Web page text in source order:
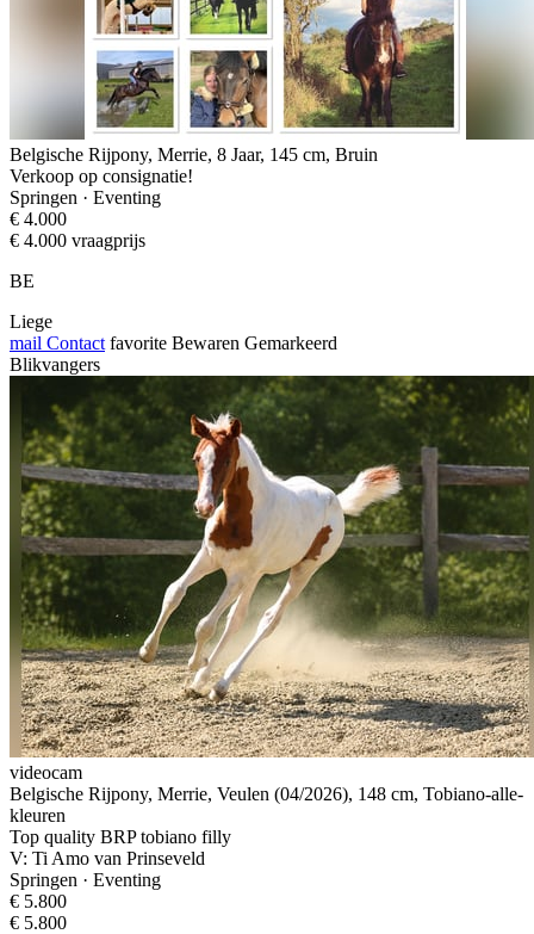
Belgische Rijpony, Merrie, 8 Jaar, 145 cm, Bruin
Verkoop op consignatie!
Springen · Eventing
€ 4.000
€ 4.000 vraagprijs
BE
Liege
mail Contact favorite Bewaren Gemarkeerd
Blikvangers
videocam
Belgische Rijpony, Merrie, Veulen (04/2026), 148 cm, Tobiano-alle-
kleuren
Top quality BRP tobiano filly
V: Ti Amo van Prinseveld
Springen · Eventing
€ 5.800
€ 5.800